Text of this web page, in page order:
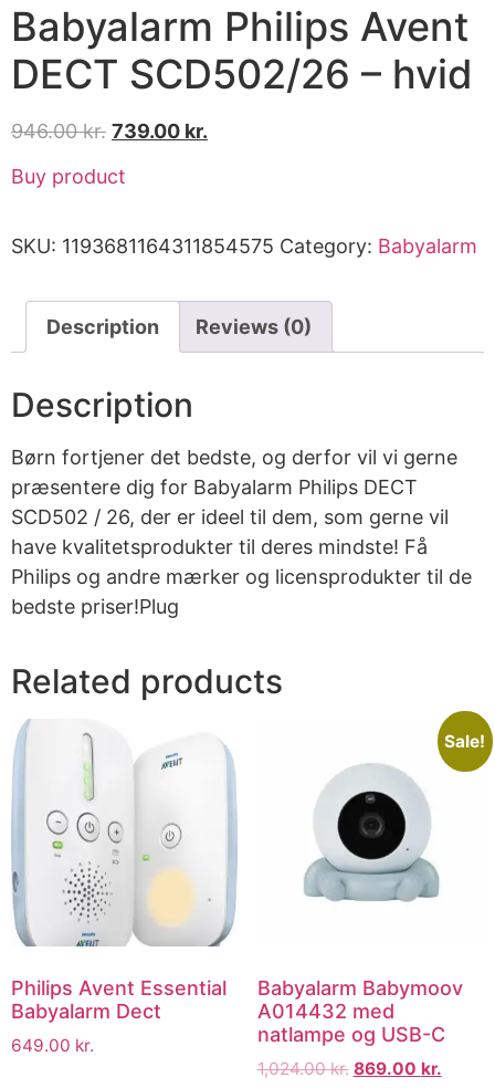
Babyalarm Philips Avent
DECT SCD502/26 – hvid
946.00kr. 739.00 kr.
Buy product
SKU: 1193681164311854575 Category: Babyalarm
Description Reviews (0)
Description
Børn fortjener det bedste, og derfor vil vi gerne
præsentere dig for Babyalarm Philips DECT
SCD502 / 26, der er ideel til dem, som gerne vil
have kvalitetsprodukter til deres mindste! Få
Philips og andre mærker og licensprodukter til de
bedste priser!Plug
Related products
Philips Avent Essential
Babyalarm Dect
649.00 kr.
Sale!
Babyalarm Babymoov
A014432 med
natlampe og USB-C
1,024.00kr. 869.00 kr.